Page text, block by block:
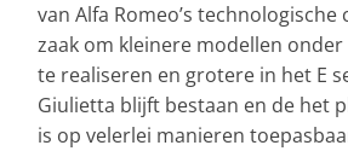
van Alfa Romeo’s
zaak om kleinere modellen onder
te realiseren en grotere in het E
Giulietta blijft bestaan en de het
is op velerlei manieren